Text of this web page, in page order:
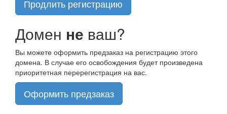
Продлить регистрацию
Домен не ваш?
Вы можете оформить предзаказ на регистрацию этого
домена. В случае его освобождения будет произведена
приоритетная перерегистрация на вас.
Оформить предзаказ